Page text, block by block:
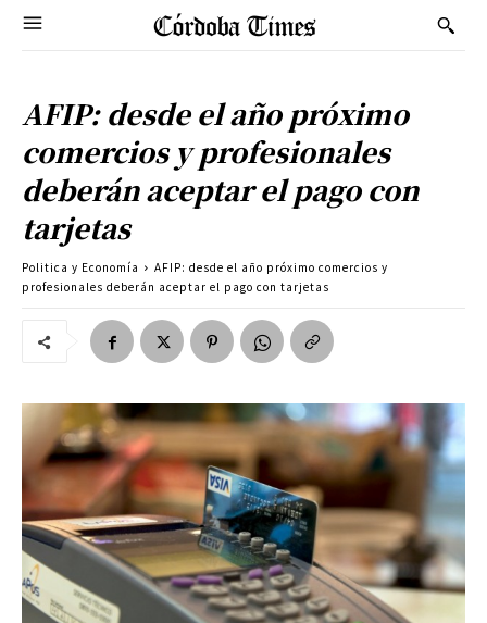
AFIP: desde el año próximo
comercios y profesionales
deberán aceptar el pago con
tarjetas
Politica y Economía
AFIP: desde el año próximo comercios y
profesionales deberán aceptar el pago con tarjetas